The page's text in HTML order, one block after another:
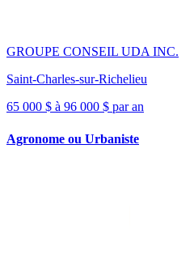
GROUPE CONSEIL UDA INC.
Saint-Charles-sur-Richelieu
65 000 $ à 96 000 $ par an
Agronome ou Urbaniste